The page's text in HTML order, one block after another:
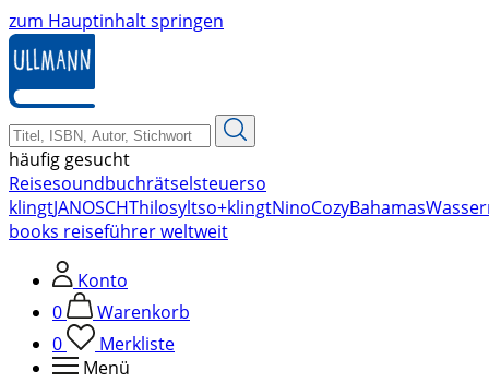
zum Hauptinhalt springen
häufig gesucht
Reisesoundbuchrätselsteuerso
klingtJANOSCHThilosyltso+klingtNinoCozyBahamas
books reiseführer weltweit
Konto
0
Warenkorb
0
Merkliste
Menü